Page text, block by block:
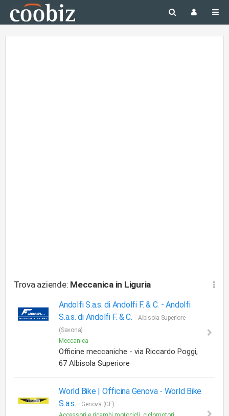
Trova aziende: Meccanica in Liguria
Andolfi S.a.s. di Andolfi F. & C. -Andolfi
S.a.s. di Andolfi F. & C.
Albisola Superiore
(Savona)
Meccanica
Officine meccaniche - via Riccardo Poggi,
67 Albisola Superiore
World Bike | Officina Genova - World Bike
S.a.s.
Genova (GE)